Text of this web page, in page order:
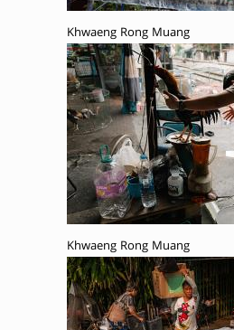
Khwaeng Rong Muang
Khwaeng Rong Muang